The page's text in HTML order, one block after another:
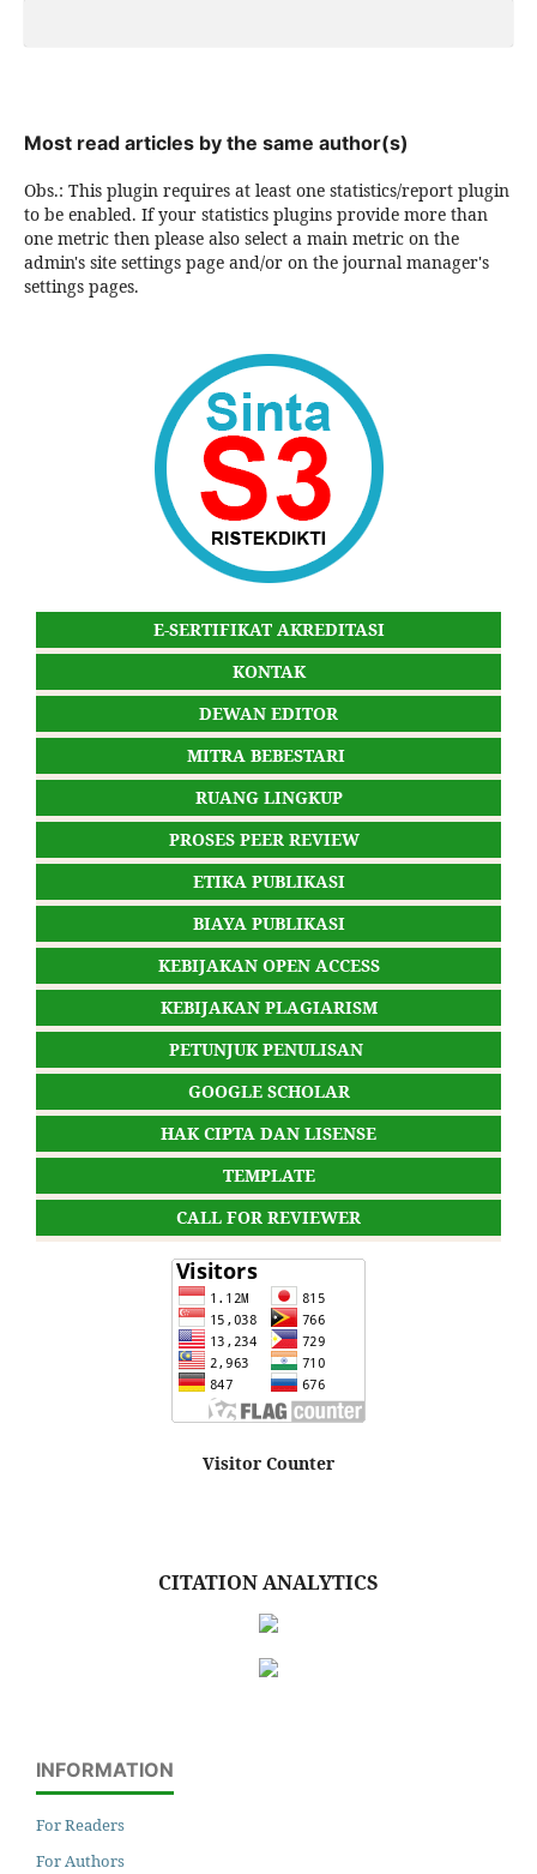
Most read articles by the same author(s)
Obs.: This plugin requires at least one statistics/report plugin
to be enabled. If your statistics plugins provide more than
one metric then please also select a main metric on the
admin's site settings page and/or on the journal manager's
settings pages.
E-SERTIFIKAT AKREDITASI
KONTAK
DEWAN EDITOR
MITRA BEBESTARI
RUANG LINGKUP
PROSES PEER REVIEW
ETIKA PUBLIKASI
BIAYA PUBLIKASI
KEBIJAKAN OPEN ACCESS
KEBIJAKAN PLAGIARISM
PETUNJUK PENULISAN
GOOGLE SCHOLAR
HAK CIPTA DAN LISENSE
TEMPLATE
CALL FOR REVIEWER
Visitor Counter
CITATION ANALYTICS
INFORMATION
For Readers
For Authors